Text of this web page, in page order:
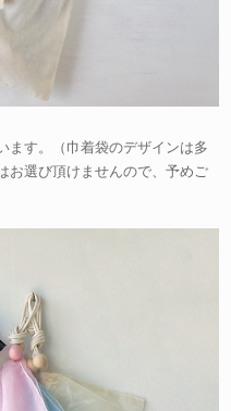
ます。（巾着袋のデザインは多
お選び頂けませんので、予めご